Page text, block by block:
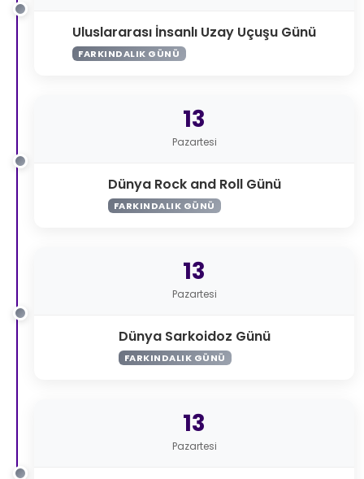
Uluslararası İnsanlı Uzay Uçuşu Günü
FARKINDALIK GÜNÜ
13
Pazartesi
Dünya Rock and Roll Günü
FARKINDALIK GÜNÜ
13
Pazartesi
Dünya Sarkoidoz Günü
FARKINDALIK GÜNÜ
13
Pazartesi